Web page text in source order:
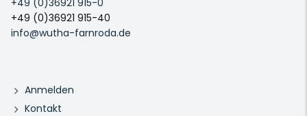
+49 (0)36921 915-0
+49 (0)36921 915-40
info@wutha-farnroda.de
Anmelden
Kontakt